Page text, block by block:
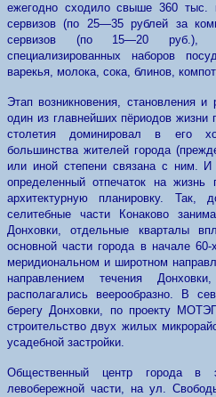
ежегодно сходило свыше 360 тыс.
сервизов (по 25—35 рублей за
сервизов (по 15—20 руб.),
специализированных наборов
варекья, молока, сока, блинов,
Этап возникновения, становления
один из главнейших пёриодов
столетия доминировал в его
большинства жителей города
или иной степени связана с ним.
определенный отпечаток на
архитектурную планировку.
селитебные части Конаково
Донховки, отдельные кварталы
основной части города в начале
меридиональном и широтном
направлением течения
располагались веерообразно. В
берегу Донховки, по проекту
строительство двух жилых
усадебной застройки.
Общественный центр города
левобережной части, на ул.